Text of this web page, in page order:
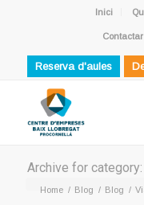
Inici
Reserva d'aules
Archive for
Home / Blog / Blog /